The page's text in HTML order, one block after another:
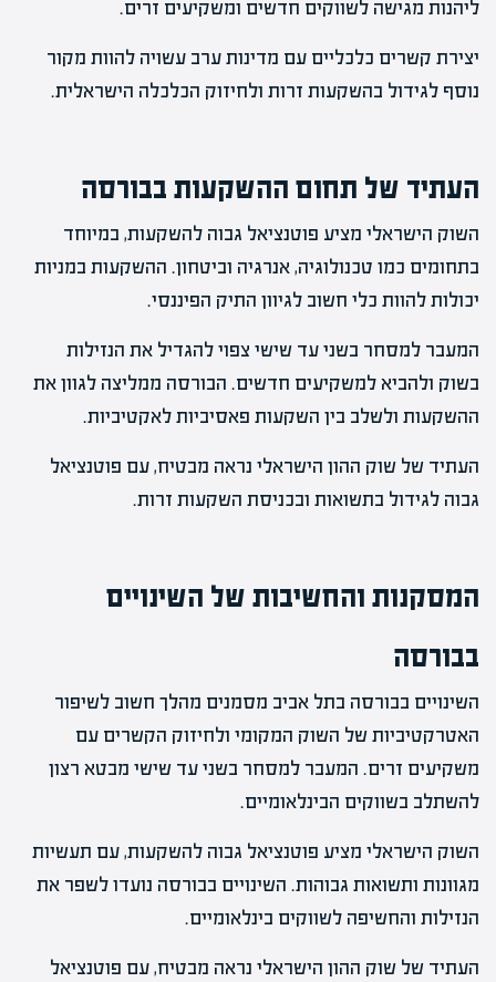
ליהנות מגישה לשווקים חדשים ומשקיעים זרים.
יצירת קשרים כלכליים עם מדינות ערב עשויה להוות מקור
נוסף לגידול בהשקעות זרות ולחיזוק הכלכלה הישראלית.
העתיד של תחום ההשקעות בבורסה
השוק הישראלי מציע פוטנציאל גבוה להשקעות, במיוחד
בתחומים כמו טכנולוגיה, אנרגיה וביטחון. ההשקעות במניות
יכולות להוות כלי חשוב לגיוון התיק הפיננסי.
המעבר למסחר בשני עד שישי צפוי להגדיל את הנזילות
בשוק ולהביא למשקיעים חדשים. הבורסה ממליצה לגוון את
ההשקעות ולשלב בין השקעות פאסיביות לאקטיביות.
העתיד של שוק ההון הישראלי נראה מבטיח, עם פוטנציאל
גבוה לגידול בתשואות ובכניסת השקעות זרות.
המסקנות והחשיבות של השינויים
בבורסה
השינויים בבורסה בתל אביב מסמנים מהלך חשוב לשיפור
האטרקטיביות של השוק המקומי ולחיזוק הקשרים עם
משקיעים זרים. המעבר למסחר בשני עד שישי מבטא רצון
להשתלב בשווקים הבינלאומיים.
השוק הישראלי מציע פוטנציאל גבוה להשקעות, עם תעשיות
מגוונות ותשואות גבוהות. השינויים בבורסה נועדו לשפר את
הנזילות והחשיפה לשווקים בינלאומיים.
העתיד של שוק ההון הישראלי נראה מבטיח, עם פוטנציאל